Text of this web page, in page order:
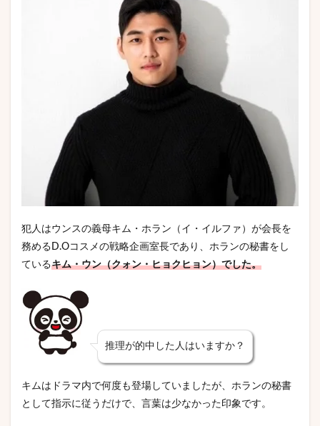
犯人はウンスの義母キム・ホラン（イ・イルファ）が会長を
務めるD.Oコスメの戦略企画室長であり、ホランの秘書をし
ているキム・ウン（クォン・ヒョクヒョン）でした。
推理が的中した人はいますか？
キムはドラマ内で何度も登場していましたが、ホランの秘書
として指示に従うだけで、言葉は少なかった印象です。